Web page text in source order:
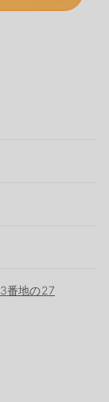
番地の27